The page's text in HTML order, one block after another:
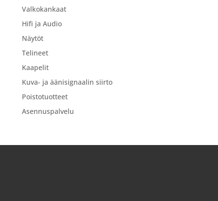
Valkokankaat
Hifi ja Audio
Näytöt
Telineet
Kaapelit
Kuva- ja äänisignaalin siirto
Poistotuotteet
Asennuspalvelu